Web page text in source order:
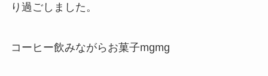
り過ごしました。
コーヒー飲みながらお菓子mgmg